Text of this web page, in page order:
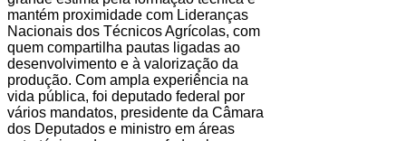
mantém proximidade com Lideranças
Nacionais dos Técnicos Agrícolas, com
quem compartilha pautas ligadas ao
desenvolvimento e à valorização da
produção. Com ampla experiência na
vida pública, foi deputado federal por
vários mandatos, presidente da Câmara
dos Deputados e ministro em áreas